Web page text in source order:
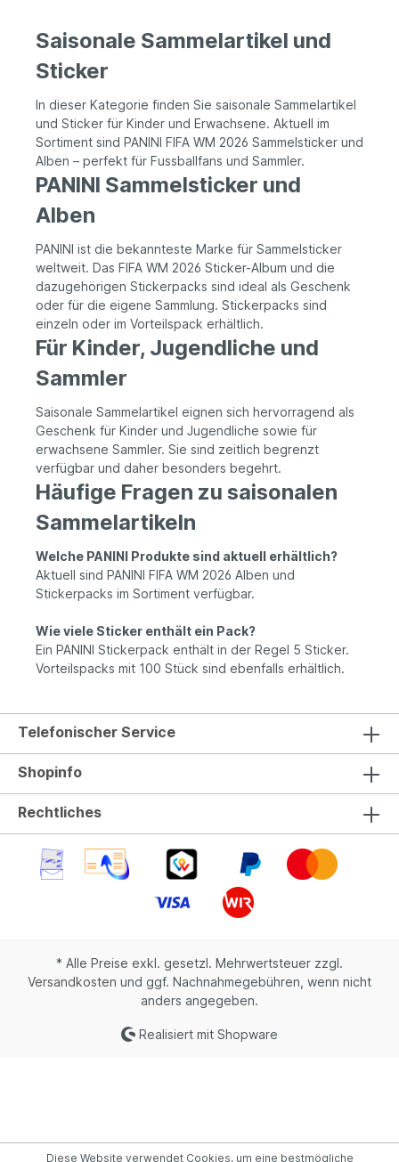
Saisonale Sammelartikel und
Sticker
In dieser Kategorie finden Sie saisonale Sammelartikel
und Sticker für Kinder und Erwachsene. Aktuell im
Sortiment sind PANINI FIFA WM 2026 Sammelsticker und
Alben – perfekt für Fussballfans und Sammler.
PANINI Sammelsticker und
Alben
PANINI ist die bekannteste Marke für Sammelsticker
weltweit. Das FIFA WM 2026 Sticker-Album und die
dazugehörigen Stickerpacks sind ideal als Geschenk
oder für die eigene Sammlung. Stickerpacks sind
einzeln oder im Vorteilspack erhältlich.
Für Kinder, Jugendliche und
Sammler
Saisonale Sammelartikel eignen sich hervorragend als
Geschenk für Kinder und Jugendliche sowie für
erwachsene Sammler. Sie sind zeitlich begrenzt
verfügbar und daher besonders begehrt.
Häufige Fragen zu saisonalen
Sammelartikeln
Welche PANINI Produkte sind aktuell erhältlich?
Aktuell sind PANINI FIFA WM 2026 Alben und
Stickerpacks im Sortiment verfügbar.
Wie viele Sticker enthält ein Pack?
Ein PANINI Stickerpack enthält in der Regel 5 Sticker.
Vorteilspacks mit 100 Stück sind ebenfalls erhältlich.
Telefonischer Service
Shopinfo
Rechtliches
* Alle Preise exkl. gesetzl. Mehrwertsteuer zzgl.
Versandkosten und ggf. Nachnahmegebühren, wenn nicht
anders angegeben.
Realisiert mit Shopware
Diese Website verwendet Cookies, um eine bestmögliche